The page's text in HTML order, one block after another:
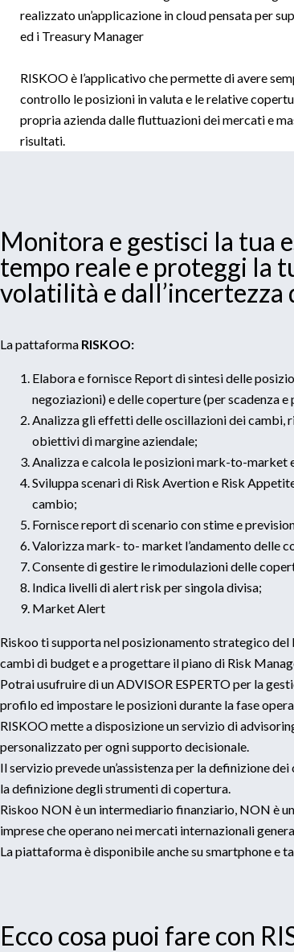
realizzato un’applicazione in cloud pensata per
ed i Treasury Manager
RISKOO è l’applicativo che permette di avere
controllo le posizioni in valuta e le relative
propria azienda dalle fluttuazioni dei mercati e
risultati.
Monitora e gestisci la tua
tempo reale e proteggi la
volatilità e dall’incertezza
La pattaforma RISKOO:
Elabora e fornisce Report di sintesi delle
negoziazioni) e delle coperture (per scadenza e
Analizza gli effetti delle oscillazioni dei cambi,
obiettivi di margine aziendale;
Analizza e calcola le posizioni mark-to-market
Sviluppa scenari di Risk Avertion e Risk
cambio;
Fornisce report di scenario con stime e
Valorizza mark- to- market l’andamento delle
Consente di gestire le rimodulazioni delle
Indica livelli di alert risk per singola divisa;
Market Alert
Riskoo ti supporta nel posizionamento strategico
cambi di budget e a progettare il piano di Risk
Potrai usufruire di un ADVISOR ESPERTO per la
profilo ed impostare le posizioni durante la fase
RISKOO mette a disposizione un servizio di
personalizzato per ogni supporto decisionale.
Il servizio prevede un’assistenza per la definizione
la definizione degli strumenti di copertura.
Riskoo NON è un intermediario finanziario, NON è
imprese che operano nei mercati internazionali
La piattaforma è disponibile anche su smartphone e
Ecco cosa puoi fare con